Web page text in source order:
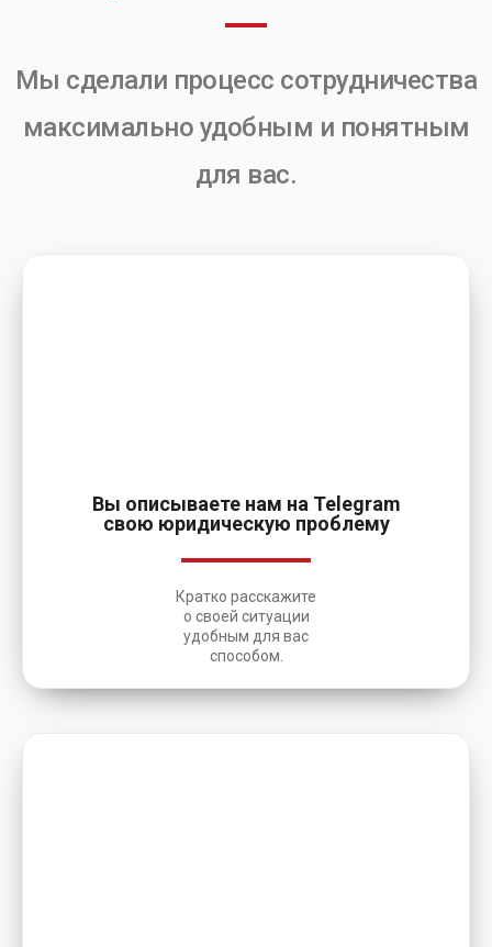
Мы сделали процесс сотрудничества
максимально удобным и понятным
для вас.
Вы описываете нам на Telegram
свою юридическую проблему
Кратко расскажите
о своей ситуации
удобным для вас
способом.